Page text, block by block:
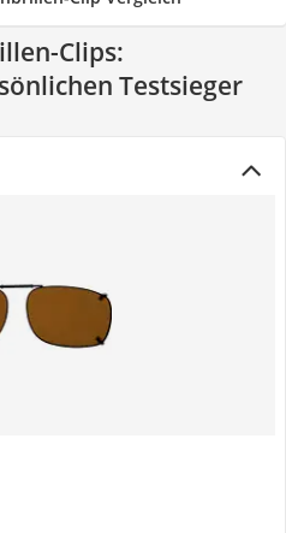
Clips:
Testsieger